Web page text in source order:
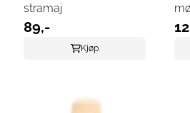
stramaj
89,-
Kjøp